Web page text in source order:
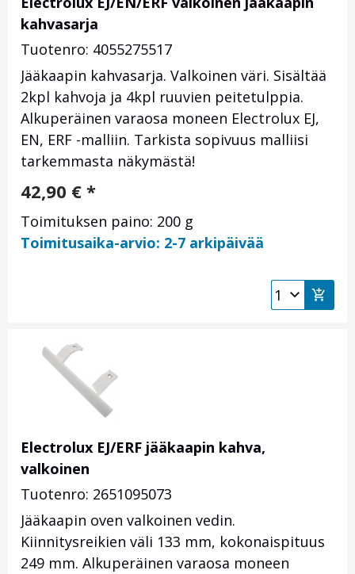
kahvasarja
Tuotenro: 4055275517
Jääkaapin kahvasarja. Valkoinen väri. Sisältää
2kpl kahvoja ja 4kpl ruuvien peitetulppia.
Alkuperäinen varaosa moneen Electrolux EJ,
EN, ERF -malliin. Tarkista sopivuus malliisi
tarkemmasta näkymästä!
42,90 € *
Toimituksen paino: 200 g
Toimitusaika-arvio: 2-7 arkipäivää
Electrolux EJ/ERF jääkaapin kahva,
valkoinen
Tuotenro: 2651095073
Jääkaapin oven valkoinen vedin.
Kiinnitysreikien väli 133 mm, kokonaispituus
249 mm. Alkuperäinen varaosa moneen